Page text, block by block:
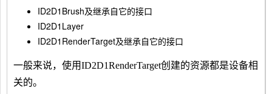
ID2D1Brush及继承自它的接口
ID2D1Layer
ID2D1RenderTarget及继承自它的接口
一般来说，使用ID2D1RenderTarget创建的资源都是设备相
关的。